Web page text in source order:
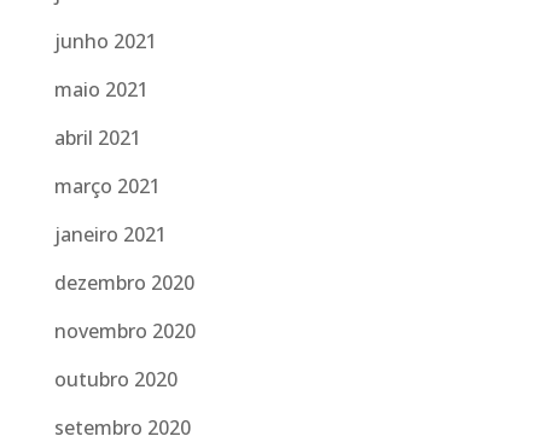
junho 2021
maio 2021
abril 2021
março 2021
janeiro 2021
dezembro 2020
novembro 2020
outubro 2020
setembro 2020